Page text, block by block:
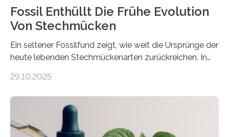
Fossil Enthüllt Die Frühe Evolution
Von Stechmücken
Ein seltener Fossilfund zeigt, wie weit die Ursprünge der
heute lebenden Stechmückenarten zurückreichen. In
Forschende die bisher älteste bekannte Stechmücken-
Region Kachin in Myanmar und hat sich in
ausgezeichnetem Zustand erhalten. Es konnte als neue
Art einer neuen Gattung beschrieben werden und trägt
29.10.2025